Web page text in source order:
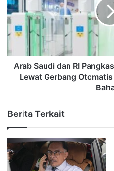
Arab Saudi dan RI
Lewat Gerbang
Berita Terkait